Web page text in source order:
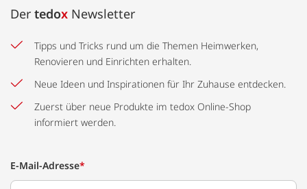
Der tedox Newsletter
Tipps und Tricks rund um die Themen Heimwerken,
Renovieren und Einrichten erhalten.
Neue Ideen und Inspirationen für Ihr Zuhause entdecken.
Zuerst über neue Produkte im tedox Online-Shop
informiert werden.
E-Mail-Adresse*